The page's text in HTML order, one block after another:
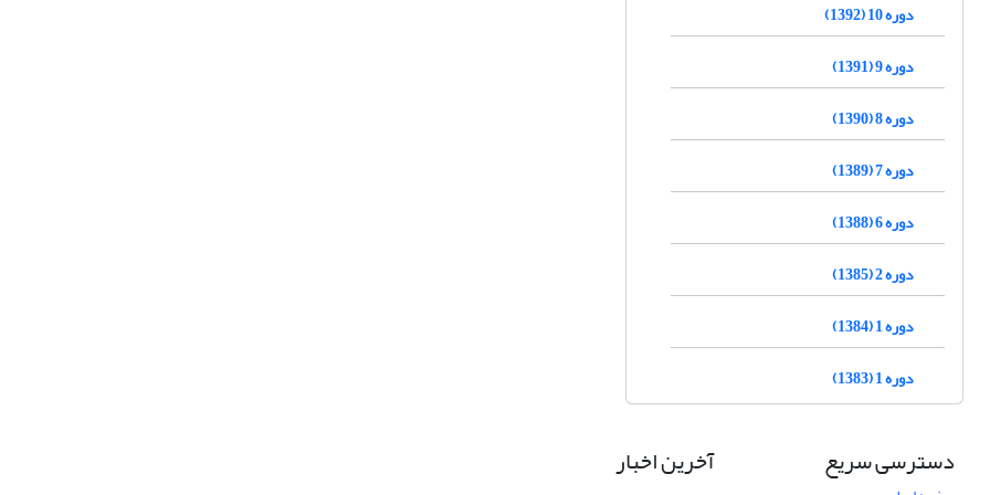
دوره 10 (1392)
دوره 9 (1391)
دوره 8 (1390)
دوره 7 (1389)
دوره 6 (1388)
دوره 2 (1385)
دوره 1 (1384)
دوره 1 (1383)
دسترسی سریع آخرین اخبار